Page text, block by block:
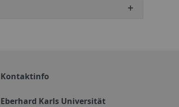
Kontaktinfo
Eberhard Karls Universität